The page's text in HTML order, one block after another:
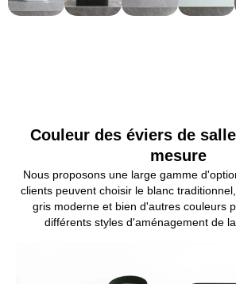
Couleur des éviers de
mesure
Nous proposons une large gamme
clients peuvent choisir le blanc
gris moderne et bien d'autres couleurs
différents styles d'aménagement de